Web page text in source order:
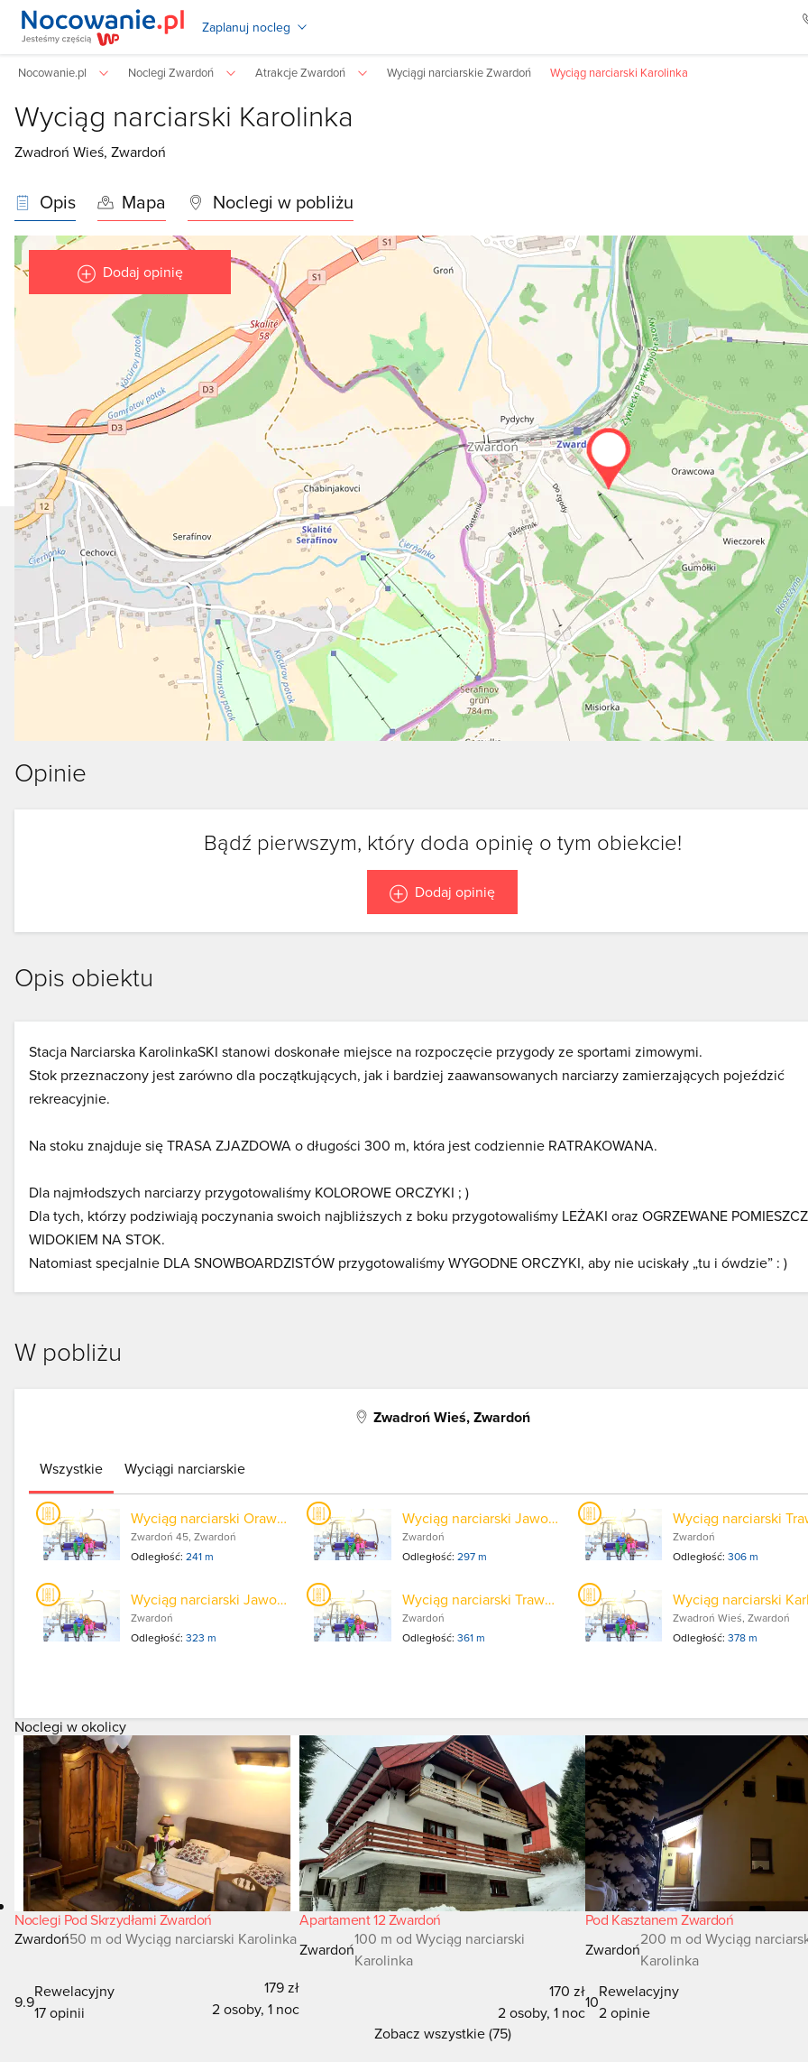
Zaplanuj nocleg
Nocowanie.pl Noclegi Zwardoń Atrakcje Zwardoń Wyciągi narciarskie Zwardoń Wyciąg narciarski Karolinka
Wyciąg narciarski Karolinka
Zwadroń Wieś, Zwardoń
Opis Mapa Noclegi w pobliżu
Dodaj opinię
Opinie
Bądź pierwszym, który doda opinię o tym obiekcie!
Dodaj opinię
Opis obiektu
Stacja Narciarska KarolinkaSKI stanowi doskonałe miejsce na rozpoczęcie przygody ze sportami zimowymi.
Stok przeznaczony jest zarówno dla początkujących, jak i bardziej zaawansowanych narciarzy zamierzających pojeździć
rekreacyjnie.
Na stoku znajduje się TRASA ZJAZDOWA o długości 300 m, która jest codziennie RATRAKOWANA.
Dla najmłodszych narciarzy przygotowaliśmy KOLOROWE ORCZYKI ; )
Dla tych, którzy podziwiają poczynania swoich najbliższych z boku przygotowaliśmy LEŻAKI oraz OGRZEWANE
WIDOKIEM NA STOK.
Natomiast specjalnie DLA SNOWBOARDZISTÓW przygotowaliśmy WYGODNE ORCZYKI, aby nie uciskały „tu i ówdzie” : )
W pobliżu
Zwadroń Wieś, Zwardoń
Wszystkie Wyciągi narciarskie
Wyciąg narciarski Orawcowa
Zwardoń 45, Zwardoń
Odległość:241 m
Wyciąg narciarski Jawornik II
Zwardoń
Odległość: 297 m
Zwardoń
Odległość:306 m
Wyciąg narciarski Jawornik I
Zwardoń
Odległość:323 m
Wyciąg narciarski Trawers 2
Zwardoń
Odległość: 361 m
Wyciąg narciarski
Zwadroń Wieś, Zwardoń
Odległość:378 m
Noclegi w okolicy
Noclegi Pod Skrzydłami Zwardoń
Zwardoń50 m od Wyciąg narciarski Karolinka
9.9
Rewelacyjny
17 opinii
179 zł
2 osoby, 1 noc
Apartament 12 Zwardoń
Zwardoń
100 m od Wyciąg narciarski
Karolinka
170 zł
2 osoby, 1 noc
Pod Kasztanem Zwardoń
Zwardoń
200 m od Wyciąg
Karolinka
10
Rewelacyjny
2 opinie
Zobacz wszystkie (75)